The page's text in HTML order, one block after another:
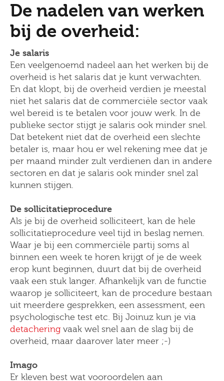
De nadelen van werken
bij de overheid:
Je salaris
Een veelgenoemd nadeel aan het werken bij de
overheid is het salaris dat je kunt verwachten.
En dat klopt, bij de overheid verdien je meestal
niet het salaris dat de commerciële sector vaak
wel bereid is te betalen voor jouw werk. In de
publieke sector stijgt je salaris ook minder snel.
Dat betekent niet dat de overheid een slechte
betaler is, maar hou er wel rekening mee dat je
per maand minder zult verdienen dan in andere
sectoren en dat je salaris ook minder snel zal
kunnen stijgen.
De sollicitatieprocedure
Als je bij de overheid solliciteert, kan de hele
sollicitatieprocedure veel tijd in beslag nemen.
Waar je bij een commerciële partij soms al
binnen een week te horen krijgt of je de week
erop kunt beginnen, duurt dat bij de overheid
vaak een stuk langer. Afhankelijk van de functie
waarop je solliciteert, kan de procedure bestaan
uit meerdere gesprekken, een assessment, een
psychologische test etc. Bij Joinuz kun je via
detachering vaak wel snel aan de slag bij de
overheid, maar daarover later meer ;-)
Imago
Er kleven best wat vooroordelen aan